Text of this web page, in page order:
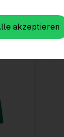
akzeptieren